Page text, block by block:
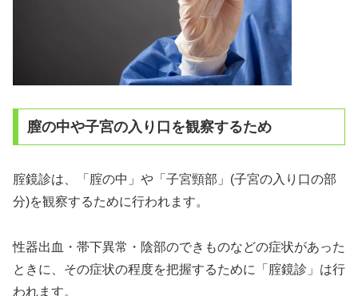
膣の中や子宮の入り口を観察するため
腟鏡診は、「腟の中」や「子宮頸部」(子宮の入り口の部
分)を観察するために行われます。
性器出血・帯下異常・陰部のできものなどの症状があった
ときに、その症状の程度を把握するために「腟鏡診」は行
われます。